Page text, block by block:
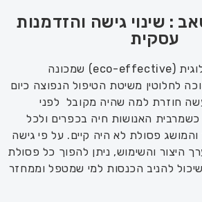
: שינוי גישה והזדמנות
עסקית
(
eco-effective
) שמכונה
לחלוטין משיטת הטיפול הנפוצה כיום
חוזרת למה שהיה מקובל לפני
כשמרבית האנושות חיה בכפרים ולכל
והמושג פסולת לא היה קיים. על פי גישה
היצור והשימוש, ניתן להפוך כל פסולת
להניב הכנסות למי שמטפל וממחזר